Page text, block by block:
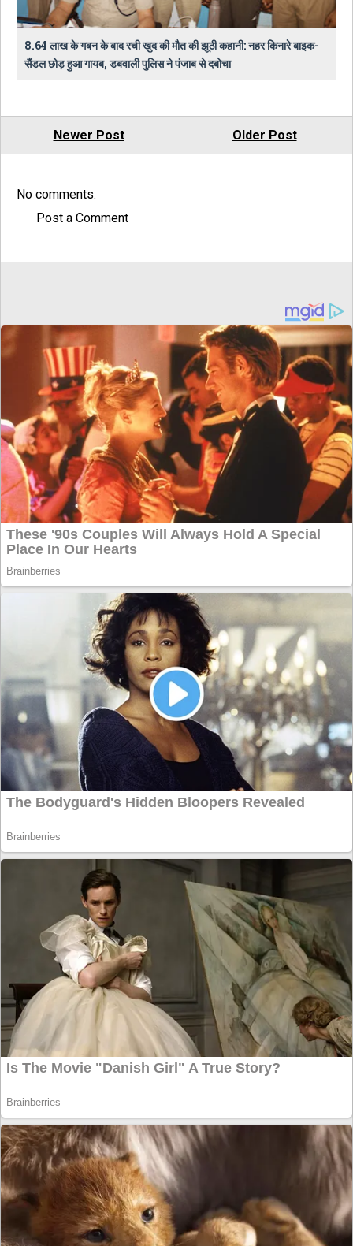
8.64 लाख के गबन के बाद रची खुद की मौत की झूठी कहानी: नहर किनारे बाइक-
सैंडल छोड़ हुआ गायब, डबवाली पुलिस ने पंजाब से दबोचा
Newer Post Older Post
No comments:
Post a Comment